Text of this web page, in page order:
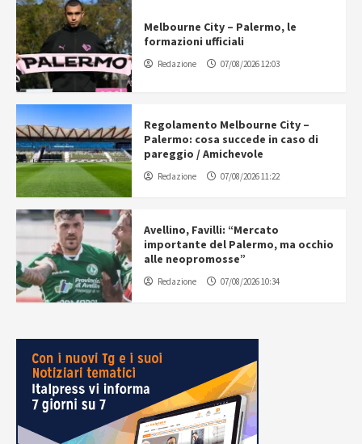
Melbourne City – Palermo, le
formazioni ufficiali
Redazione 07/08/2026 12:03
Regolamento Melbourne City –
Palermo: cosa succede in caso di
pareggio / Amichevole
Redazione 07/08/2026 11:22
Avellino, Favilli: “Mercato
importante del Palermo, ma occhio
alle neopromosse”
Redazione 07/08/2026 10:34